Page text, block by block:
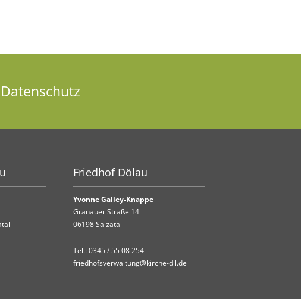
Datenschutz
Friedhof Dölau
Yvonne Galley-Knappe
Granauer Straße 14
06198 Salzatal
Tel.:0345 / 55 08 254
friedhofsverwaltung@kirche-dll.de